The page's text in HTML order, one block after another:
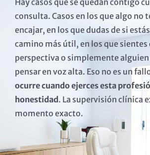
consulta. Casos en los que algo no
encajar, en los que dudas de si
camino más útil, en los que sientes
perspectiva o simplemente alguien
pensar en voz alta. Eso no es un
ocurre cuando ejerces esta
honestidad. La supervisión clínica
momento exacto.